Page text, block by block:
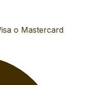
o Mastercard